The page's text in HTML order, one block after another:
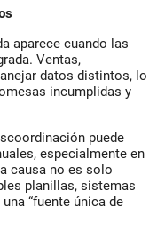
aparece cuando las
Ventas,
datos distintos, lo
incumplidas y
puede
especialmente en
causa no es solo
planillas, sistemas
“fuente única de